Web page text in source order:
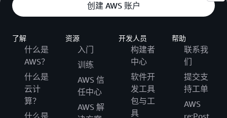
创建 AWS 账户
了解
什么是
AWS？
什么是
云计
算？
资源
入门
训练
AWS 信
任中心
AWS 解
开发人员
构建者
中心
软件开
发工具
包与工
具
帮助
联系我
们
提交支
持工单
AWS